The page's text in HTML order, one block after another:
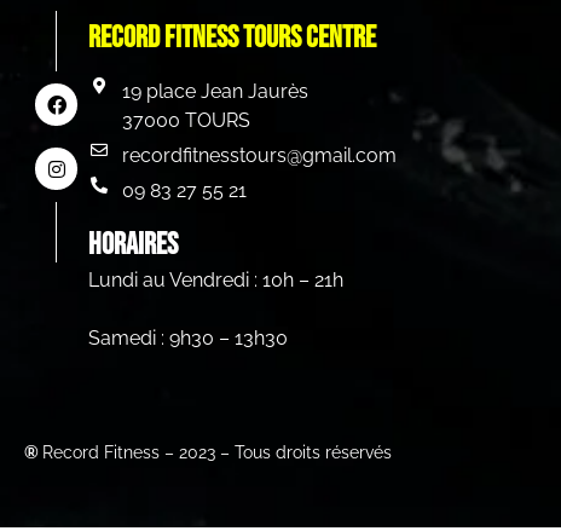
Record Fitness Tours centre
19 place Jean Jaurès
37000 TOURS
recordfitnesstours@gmail.com
09 83 27 55 21
HORAIRES
Lundi au Vendredi : 10h – 21h
Samedi : 9h30 – 13h30
® Record Fitness – 2023 – Tous droits réservés